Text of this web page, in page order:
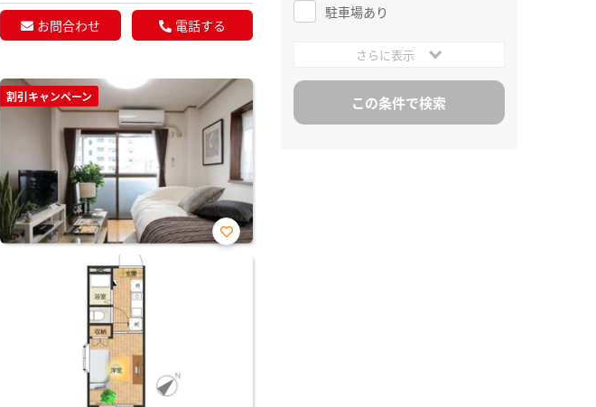
お問合わせ 電話する
割引キャンペーン
お気
駐車場あり
さらに表示